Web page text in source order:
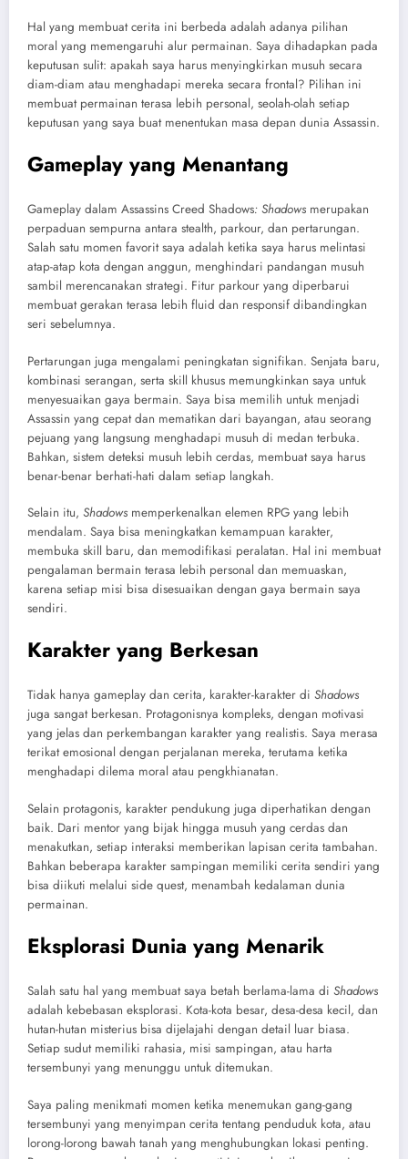
Hal yang membuat cerita ini berbeda adalah adanya pilihan
moral yang memengaruhi alur permainan. Saya dihadapkan pada
keputusan sulit: apakah saya harus menyingkirkan musuh secara
diam-diam atau menghadapi mereka secara frontal? Pilihan ini
membuat permainan terasa lebih personal, seolah-olah setiap
keputusan yang saya buat menentukan masa depan dunia Assassin.
Gameplay yang Menantang
Gameplay dalam Assassins Creed Shadows: Shadows merupakan
perpaduan sempurna antara stealth, parkour, dan pertarungan.
Salah satu momen favorit saya adalah ketika saya harus melintasi
atap-atap kota dengan anggun, menghindari pandangan musuh
sambil merencanakan strategi. Fitur parkour yang diperbarui
membuat gerakan terasa lebih fluid dan responsif dibandingkan
seri sebelumnya.
Pertarungan juga mengalami peningkatan signifikan. Senjata baru,
kombinasi serangan, serta skill khusus memungkinkan saya untuk
menyesuaikan gaya bermain. Saya bisa memilih untuk menjadi
Assassin yang cepat dan mematikan dari bayangan, atau seorang
pejuang yang langsung menghadapi musuh di medan terbuka.
Bahkan, sistem deteksi musuh lebih cerdas, membuat saya harus
benar-benar berhati-hati dalam setiap langkah.
Selain itu, Shadows memperkenalkan elemen RPG yang lebih
mendalam. Saya bisa meningkatkan kemampuan karakter,
membuka skill baru, dan memodifikasi peralatan. Hal ini membuat
pengalaman bermain terasa lebih personal dan memuaskan,
karena setiap misi bisa disesuaikan dengan gaya bermain saya
sendiri.
Karakter yang Berkesan
Tidak hanya gameplay dan cerita, karakter-karakter di Shadows
juga sangat berkesan. Protagonisnya kompleks, dengan motivasi
yang jelas dan perkembangan karakter yang realistis. Saya merasa
terikat emosional dengan perjalanan mereka, terutama ketika
menghadapi dilema moral atau pengkhianatan.
Selain protagonis, karakter pendukung juga diperhatikan dengan
baik. Dari mentor yang bijak hingga musuh yang cerdas dan
menakutkan, setiap interaksi memberikan lapisan cerita tambahan.
Bahkan beberapa karakter sampingan memiliki cerita sendiri yang
bisa diikuti melalui side quest, menambah kedalaman dunia
permainan.
Eksplorasi Dunia yang Menarik
Salah satu hal yang membuat saya betah berlama-lama di Shadows
adalah kebebasan eksplorasi. Kota-kota besar, desa-desa kecil, dan
hutan-hutan misterius bisa dijelajahi dengan detail luar biasa.
Setiap sudut memiliki rahasia, misi sampingan, atau harta
tersembunyi yang menunggu untuk ditemukan.
Saya paling menikmati momen ketika menemukan gang-gang
tersembunyi yang menyimpan cerita tentang penduduk kota, atau
lorong-lorong bawah tanah yang menghubungkan lokasi penting.